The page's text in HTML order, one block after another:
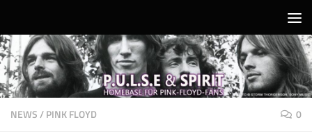
NEWS/PINK FLOYD 0